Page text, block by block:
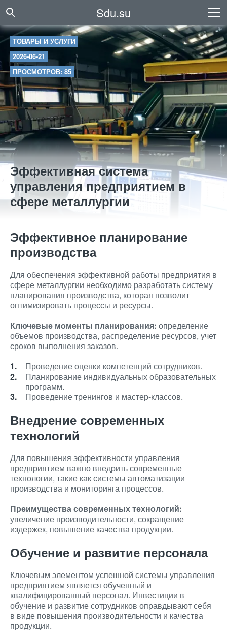
Sdu.su
ТОВАРЫ И УСЛУГИ
2026-06-21
ПРОСМОТРОВ: 85
Эффективная система
управления предприятием в
сфере металлургии
Эффективное планирование
производства
Для обеспечения эффективной работы предприятия в
сфере металлургии необходимо разработать систему
планирования производства, которая позволит
оптимизировать процессы и ресурсы.
Ключевые моменты планирования: определение
объемов производства, распределение ресурсов, учет
сроков выполнения заказов.
Проведение оценки компетенций сотрудников.
Планирование индивидуальных образовательных
программ.
Проведение тренингов и мастер-классов.
Внедрение современных
технологий
Для повышения эффективности управления
предприятием важно внедрить современные
технологии, такие как системы автоматизации
производства и мониторинга процессов.
Преимущества современных технологий:
увеличение производительности, сокращение
издержек, повышение качества продукции.
Обучение и развитие персонала
Ключевым элементом успешной системы управления
предприятием является обученный и
квалифицированный персонал. Инвестиции в
обучение и развитие сотрудников оправдывают себя
в виде повышения производительности и качества
продукции.